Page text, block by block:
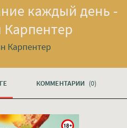
каждый день -
Карпентер
Карпентер
КОММЕНТАРИИ (0)